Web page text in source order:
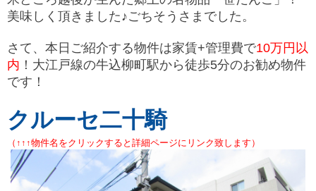
美味しく頂きました♪ごちそうさまでした。
さて、本日ご紹介する物件は家賃+管理費で10万円以
内 ！大江戸線の牛込柳町駅から徒歩5分のお勧め物件
です！
クルーセ二十騎
（↑↑↑物件名をクリックすると詳細ページにリンク致します）